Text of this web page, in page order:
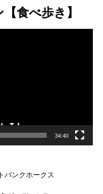
食べ歩き】
34:40
バンクホークス